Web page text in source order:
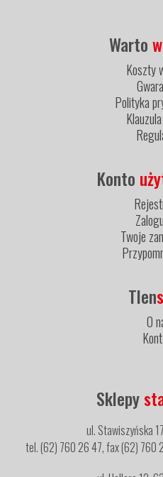
Warto
Koszty
Polityka
Konto
Twoje
Tlen
O
Sklepy
ul. Stawiszyńska
tel. (62) 760 26 47, fax (62) 760